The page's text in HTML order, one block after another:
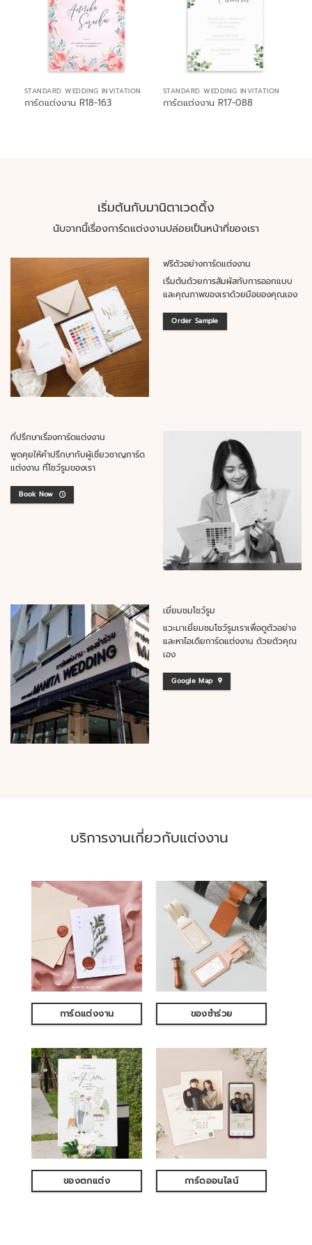
STANDARD WEDDING INVITATION
การ์ดแต่งงาน R18-163
STANDARD WEDDING INVITATION
การ์ดแต่งงาน R17-088
เริ่มต้นกับมานิตาเวดดิ้ง
นับจากนี้เรื่องการ์ดแต่งงานปล่อยเป็นหน้าที่ของเรา
ฟรีตัวอย่างการ์ดแต่งงาน
เริ่มต้นด้วยการสัมผัสกับการออกแบบ
และคุณภาพของเราด้วยมือของคุณเอง
Order Sample
ที่ปรึกษาเรื่องการ์ดแต่งงาน
พูดคุยให้คำปรึกษากับผู้เชี่ยวชาญการ์ด
แต่งงาน ที่โชว์รูมของเรา
Book Now
เยี่ยมชมโชว์รูม
แวะมาเยี่ยมชมโชว์รูมเราเพื่อดูตัวอย่าง
และหาไอเดียการ์ดแต่งงาน ด้วยตัวคุณ
เอง
Google Map
บริการงานเกี่ยวกับแต่งงาน
การ์ดแต่งงาน ของชำร่วย
ของตกแต่ง การ์ดออนไลน์